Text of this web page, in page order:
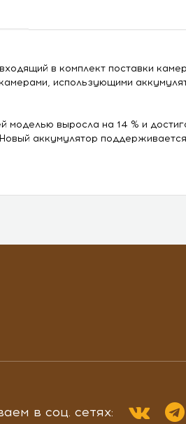
в комплект поставки
использующими
выросла на 14 % и
аккумулятор
в соц. сетях: